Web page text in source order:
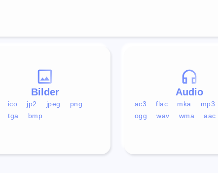
Audio
ac3 flac mka
mp3
ogg
wav wma aac
Bilder
ico jp2 jpeg
png
tga bmp